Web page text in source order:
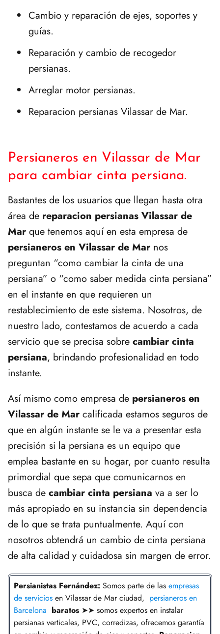
Cambio y reparación de ejes, soportes y
guías.
Reparación y cambio de recogedor
persianas.
Arreglar motor persianas.
Reparacion persianas Vilassar de Mar.
Persianeros en Vilassar de Mar
para cambiar cinta persiana.
Bastantes de los usuarios que llegan hasta otra
área de reparacion persianas Vilassar de
Mar que tenemos aquí en esta empresa de
persianeros en Vilassar de Mar nos
preguntan “como cambiar la cinta de una
persiana” o “como saber medida cinta persiana”
en el instante en que requieren un
restablecimiento de este sistema. Nosotros, de
nuestro lado, contestamos de acuerdo a cada
servicio que se precisa sobre cambiar cinta
persiana, brindando profesionalidad en todo
instante.
Así mismo como empresa de persianeros en
Vilassar de Mar calificada estamos seguros de
que en algún instante se le va a presentar esta
precisión si la persiana es un equipo que
emplea bastante en su hogar, por cuanto resulta
primordial que sepa que comunicarnos en
busca de cambiar cinta persiana va a ser lo
más apropiado en su instancia sin dependencia
de lo que se trata puntualmente. Aquí con
nosotros obtendrá un cambio de cinta persiana
de alta calidad y cuidadosa sin margen de error.
Persianistas Fernández: Somos parte de las empresas
de servicios en Vilassar de Mar ciudad, persianeros en
Barcelona baratos ➤➤ somos expertos en instalar
persianas verticales, PVC, corredizas, ofrecemos garantía